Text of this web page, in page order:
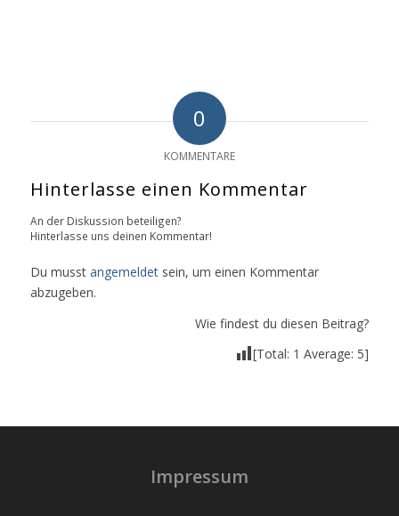
0
KOMMENTARE
Hinterlasse einen Kommentar
An der Diskussion beteiligen?
Hinterlasse uns deinen Kommentar!
Du musst angemeldetsein, um einen Kommentar
abzugeben.
Wie findest du diesen Beitrag?
[Total: 1 Average: 5]
Impressum